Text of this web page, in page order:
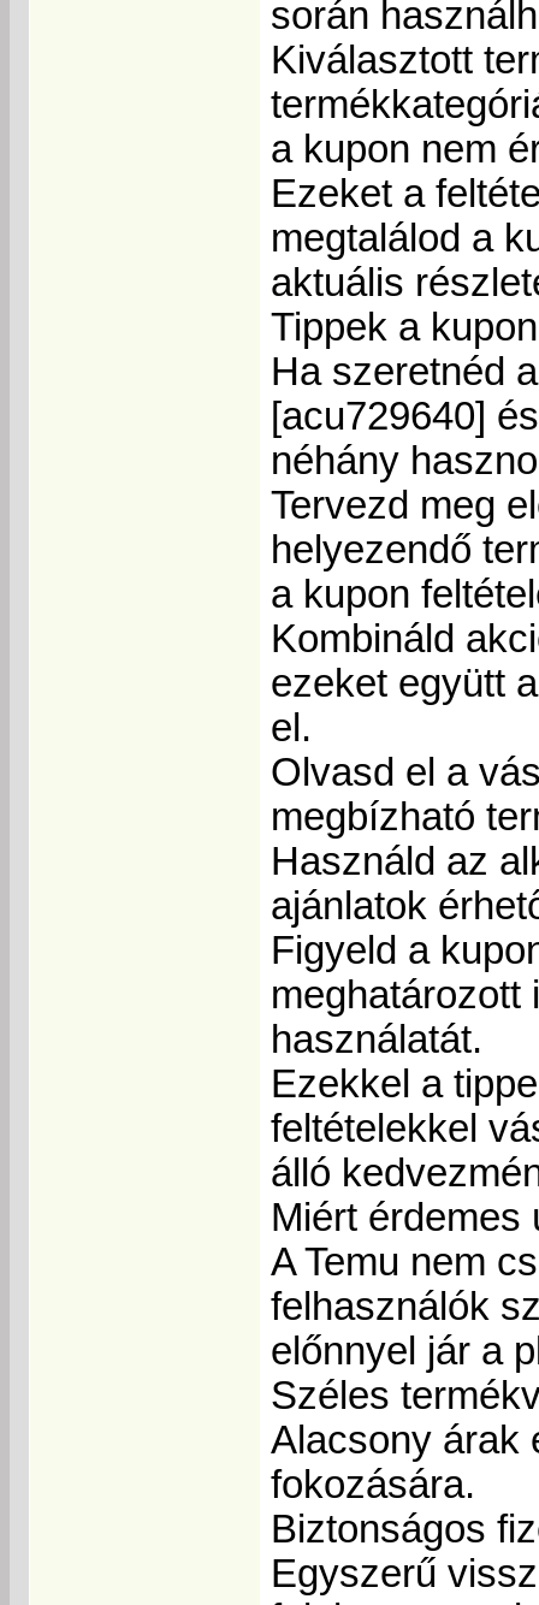
során
Kiválasztott
a kupon nem
Ezeket a
megtalálod a
aktuális
Tippek a
Ha szeretnéd
[acu729640]
néhány
Tervezd meg
helyezendő
a kupon
Kombináld
ezeket együtt
el.
Olvasd el a
megbízható
Használd az
ajánlatok
Figyeld a
meghatározott
használatát.
Ezekkel a
feltételekkel
álló
Miért érdemes
A Temu nem
felhasználók
előnnyel jár a
Széles
Alacsony árak
fokozására.
Biztonságos
Egyszerű